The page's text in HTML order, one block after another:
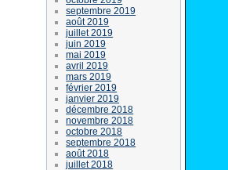
septembre 2019
août 2019
juillet 2019
juin 2019
mai 2019
avril 2019
mars 2019
février 2019
janvier 2019
décembre 2018
novembre 2018
octobre 2018
septembre 2018
août 2018
juillet 2018